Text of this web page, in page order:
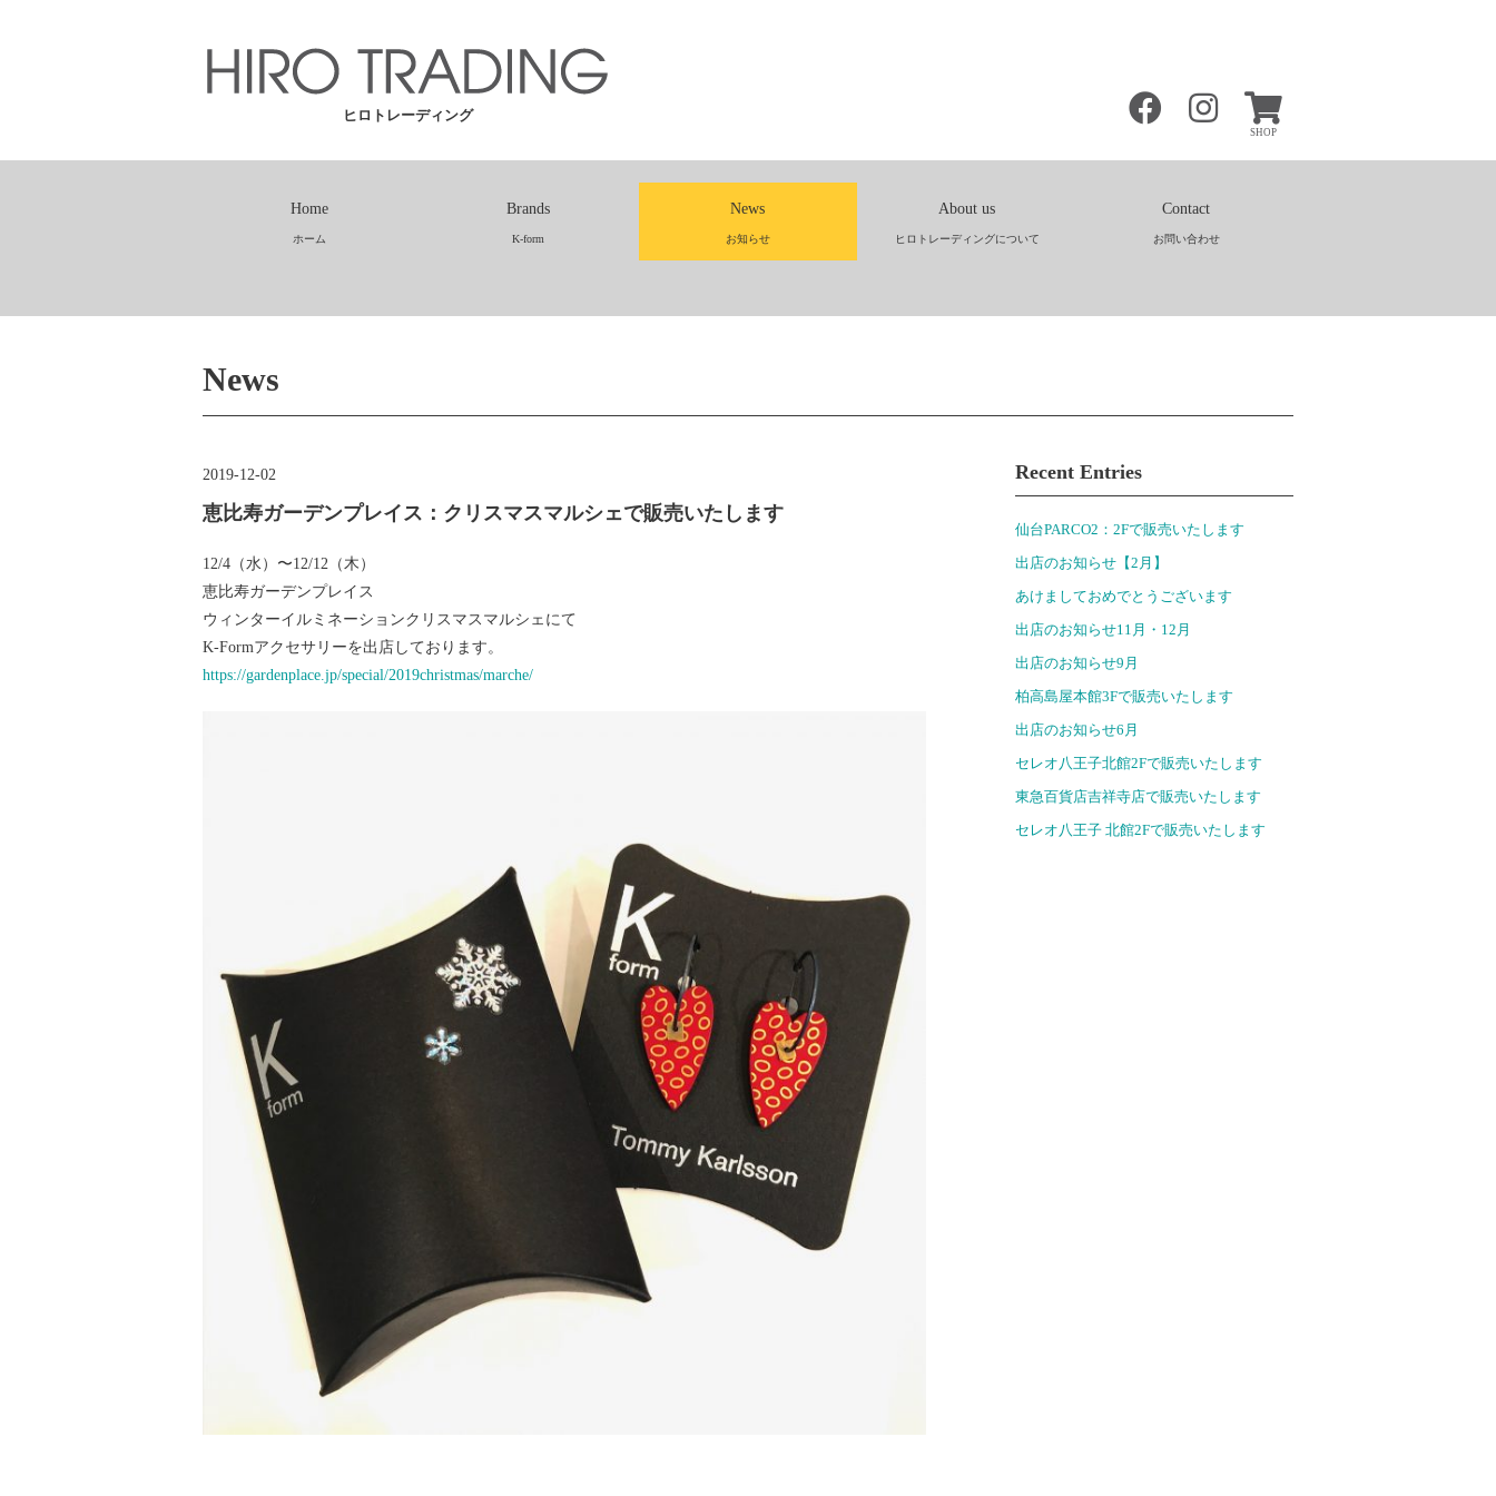
ヒロトレーディング
SHOP
Home
ホーム
Brands
K-form
News
お知らせ
About us
ヒロトレーディングについて
Contact
お問い合わせ
News
2019-12-02
恵比寿ガーデンプレイス：クリスマスマルシェで販売いたします
12/4（水）〜12/12（木）
恵比寿ガーデンプレイス
ウィンターイルミネーションクリスマスマルシェにて
K-Formアクセサリーを出店しております。
https://gardenplace.jp/special/2019christmas/marche/
Recent Entries
仙台PARCO2：2Fで販売いたします
出店のお知らせ【2月】
あけましておめでとうございます
出店のお知らせ11月・12月
出店のお知らせ9月
柏高島屋本館3Fで販売いたします
出店のお知らせ6月
セレオ八王子北館2Fで販売いたします
東急百貨店吉祥寺店で販売いたします
セレオ八王子 北館2Fで販売いたします